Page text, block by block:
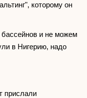
которому он
и не можем
в Нигерию, надо
прислали